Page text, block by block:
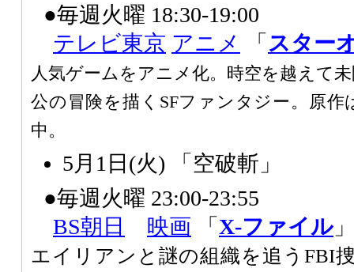
●毎週火曜 18:30-19:00
テレビ東京 アニメ 「 スター
人気ゲームをアニメ化。時空を越えて
公の冒険を描くSFファンタジー。原
中。
5月1日(火) 「空破斬」
●毎週火曜 23:00-23:55
BS朝日
映画 「 X-ファイル
エイリアンと謎の組織を追うFBI